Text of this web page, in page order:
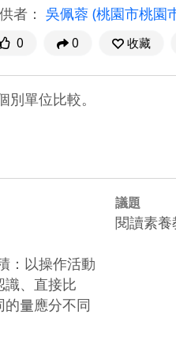
者： 吳佩蓉 (桃園市桃園
0 0 收藏
：以操作活動
識、直接比
量應分不同
議題
閱讀素養